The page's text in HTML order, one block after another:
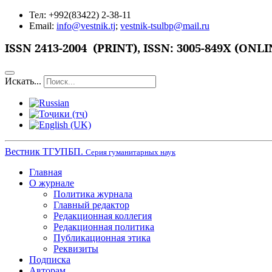
Тел: +992(83422) 2-38-11
Email: info@vestnik.tj; vestnik-tsulbp@mail.ru
ISSN 2413-2004 (PRINT), ISSN: 3005-849X
Искать...
Вестник ТГУПБП. Серия гуманитарных наук
Главная
О журнале
Политика журнала
Главный редактор
Редакционная коллегия
Редакционная политика
Публикационная этика
Реквизиты
Подписка